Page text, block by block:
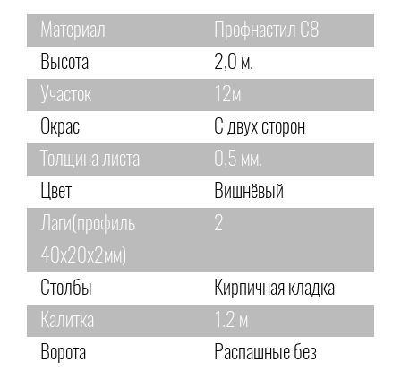
Материал
Профнастил С8
Высота
2,0 м.
Участок
12м
Окрас
С двух сторон
Толщина листа
0,5 мм.
Цвет
Вишнёвый
Лаги(профиль
40х20х2мм)
2
Столбы
Кирпичная кладка
Калитка
1.2 м
Ворота
Распашные без